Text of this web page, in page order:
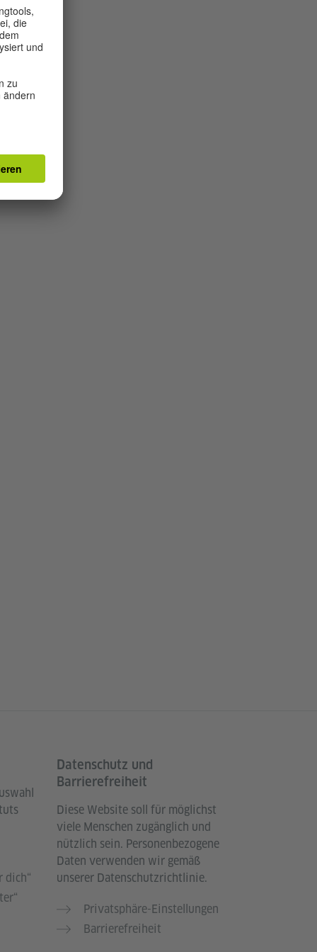
dich“
Datenschutz und
Barrierefreiheit
Diese Website soll für möglichst
viele Menschen zugänglich und
nützlich sein. Personenbezogene
Daten verwenden wir gemäß
unserer Datenschutzrichtlinie.
Privatsphäre-Einstellungen
Barrierefreiheit